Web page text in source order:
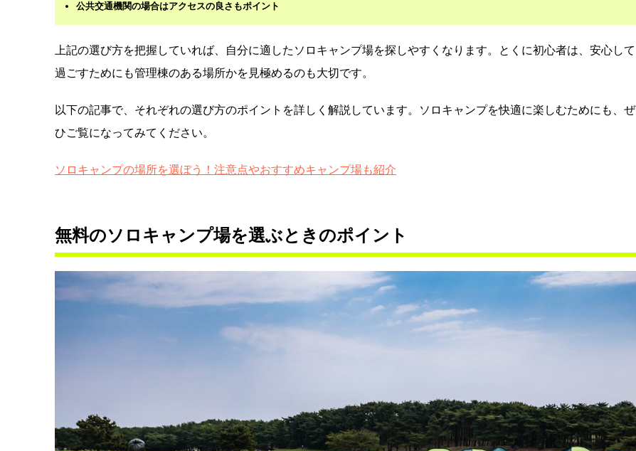
公共交通機関の場合はアクセスの良さもポイント
上記の選び方を把握していれば、自分に適したソロキャンプ場を探しやすくなります。とくに初心者は、安心して
過ごすためにも管理棟のある場所かを見極めるのも大切です。
以下の記事で、それぞれの選び方のポイントを詳しく解説しています。ソロキャンプを快適に楽しむためにも、ぜ
ひご覧になってみてください。
ソロキャンプの場所を選ぼう！注意点やおすすめキャンプ場も紹介
無料のソロキャンプ場を選ぶときのポイント